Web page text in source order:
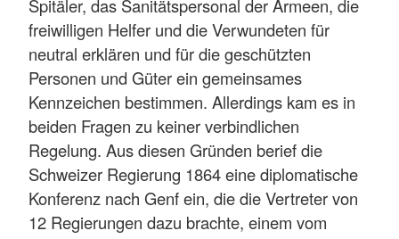
Spitäler, das Sanitätspersonal der Armeen, die
freiwilligen Helfer und die Verwundeten für
neutral erklären und für die geschützten
Personen und Güter ein gemeinsames
Kennzeichen bestimmen. Allerdings kam es in
beiden Fragen zu keiner verbindlichen
Regelung. Aus diesen Gründen berief die
Schweizer Regierung 1864 eine diplomatische
Konferenz nach Genf ein, die die Vertreter von
12 Regierungen dazu brachte, einem vom